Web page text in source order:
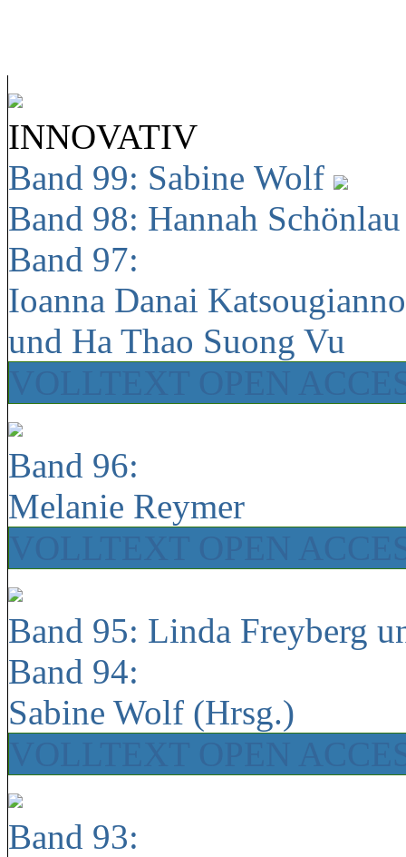
INNOVATIV
Band 99: Sabine Wolf
Band 98: Hannah
Band 97:
Ioanna Danai
und Ha Thao Suong Vu
Band 96:
Melanie Reymer
Band 95: Linda Freyberg
Band 94:
Sabine Wolf (Hrsg.)
Band 93: